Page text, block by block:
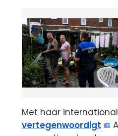
Met haar
vertegenwoordigt